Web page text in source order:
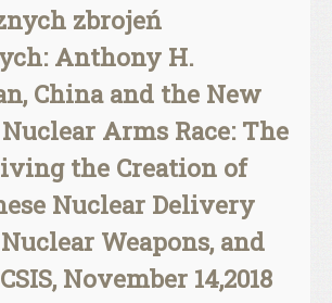
zbrojeń
Anthony H.
China and the New
Arms Race: The
the Creation of
Nuclear Delivery
Weapons, and
November 14,2018